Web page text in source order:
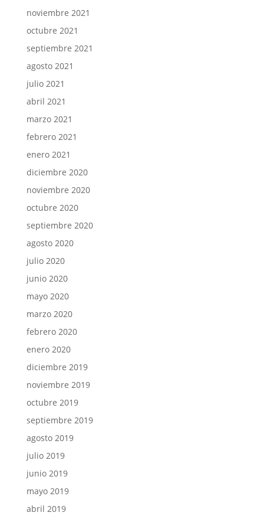
noviembre 2021
octubre 2021
septiembre 2021
agosto 2021
julio 2021
abril 2021
marzo 2021
febrero 2021
enero 2021
diciembre 2020
noviembre 2020
octubre 2020
septiembre 2020
agosto 2020
julio 2020
junio 2020
mayo 2020
marzo 2020
febrero 2020
enero 2020
diciembre 2019
noviembre 2019
octubre 2019
septiembre 2019
agosto 2019
julio 2019
junio 2019
mayo 2019
abril 2019